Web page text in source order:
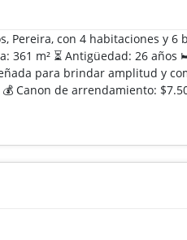
Pereira, con 4 habitaciones y
361 m² ⏳ Antigüedad: 26
para brindar amplitud y
Canon de arrendamiento: